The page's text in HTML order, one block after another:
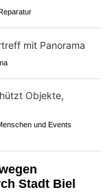
und Events
Stadt Biel